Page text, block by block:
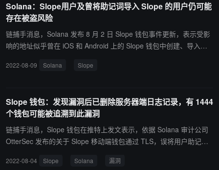
的传输都通过 HTTPS 端到端加密进行保护，并且通过三因素身份验
证控制对 Sentry 服务器的访问。 三、Ottersec 之前所证实，调查团
队已经交叉比较了所有被黑地址（总共 9232 个地址）与 Sentry 数
据库中漏洞的所有暴露地址，发现所有被黑地址的数量大于从 Sentry
444 个地址）已确认被耗尽。 Slope 团队将继续获得定期审计报告，
Solana：Slope用户及曾将助记词导入 Slope 的用户仍可能
存在被盗风险
链捕手消息，Solana 发布 8 月 2 日 Slope 钱包事件更新，表示受影
响的地址似乎曾在 iOS 和 Android 上的 Slope 钱包中创建、导入或
务，但黑客获取或截获这些信息的途径仍在调查中。 此次攻击没有涉
lflare）上受影响的用户可能是用户重复使用在 Slope 中生成或存储
的助记词的结果。 目前官方认为这不是与 Slope 以外的任何特定钱
包实现直接相关的问题。由于以太坊和 Solana 都使用 BIP39 助记
符，因此对使用以太坊钱包用户的任何影响也可能是由于重复使用了
钱包都没有受到影响，然而用户只要将他们的助记词导入 Slope 应
2022-08-09 Solana Slope
Slope 钱包：发现漏洞后已删除服务器端日志记录，有 1444
个钱包可能被追溯到此漏洞
链捕手消息，Slope 钱包在推特上发文表示，依据 Solana 审计公司
OtterSec 发布的关于 Slope 移动端钱包通过 TLS，误将用户助记住
洞后，已将服务器端日志记录删除，并表示目前受影响的 9223 个钱
2022-08-04 Slope Solana 漏洞